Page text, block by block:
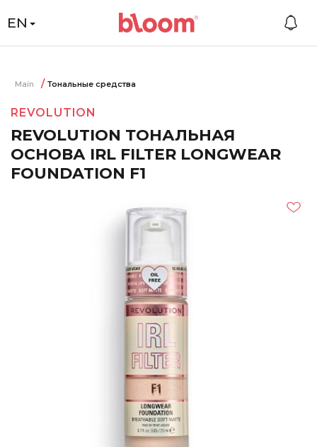
EN
Main Тональные средства
REVOLUTION
REVOLUTION ТОНАЛЬНАЯ
ОСНОВА IRL FILTER LONGWEAR
FOUNDATION F1